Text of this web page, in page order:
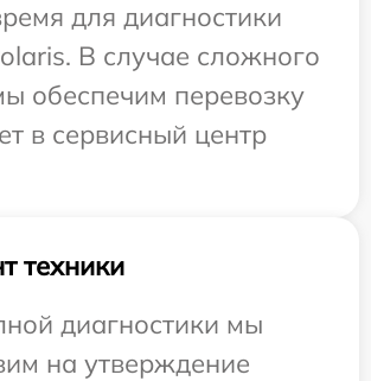
для диагностики
В случае сложного
обеспечим перевозку
в сервисный центр
техники
диагностики мы
на утверждение